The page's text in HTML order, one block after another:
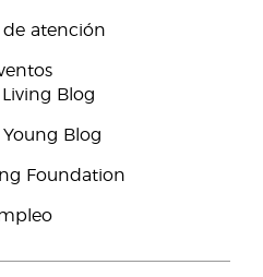
de atención
Blog
Young Blog
Foundation